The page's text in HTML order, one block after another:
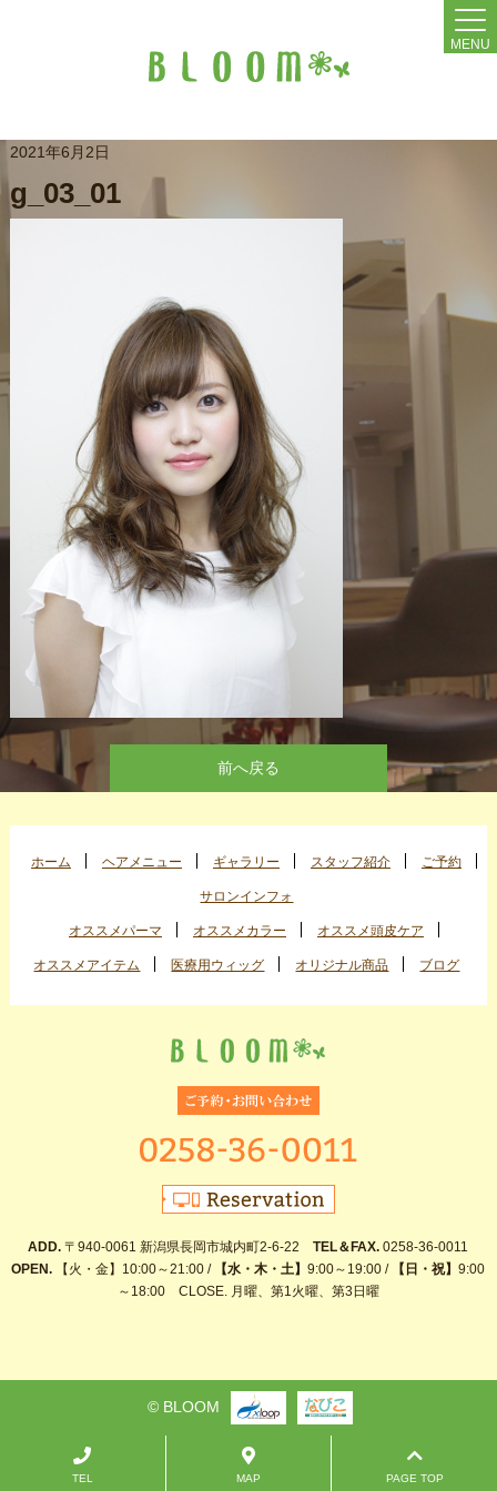
MENU
2021年6月2日
g_03_01
前へ戻る
ホーム ヘアメニュー ギャラリー スタッフ紹介 ご予約
サロンインフォ
オススメパーマ オススメカラー オススメ頭皮ケア
オススメアイテム 医療用ウィッグ オリジナル商品 ブログ
ADD. 〒940-0061 新潟県長岡市城内町2-6-22TEL＆FAX. 0258-36-0011
OPEN. 【火・金】10:00～21:00 / 【水・木・土】9:00～19:00 / 【日・祝】9:00
～18:00 CLOSE. 月曜、第1火曜、第3日曜
TEL MAP PAGE TOP
© BLOOM